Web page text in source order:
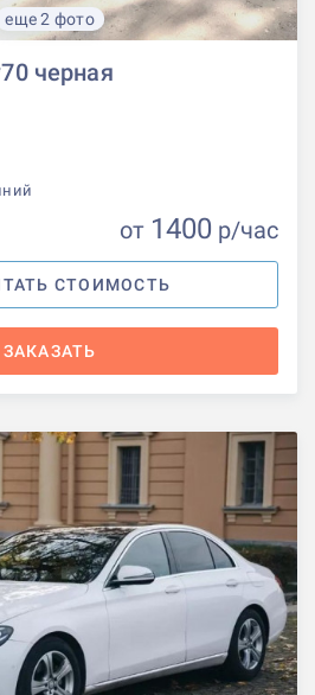
еще 2 фото
черная
от 1400 р/час
СТОИМОСТЬ
ЗАКАЗАТЬ